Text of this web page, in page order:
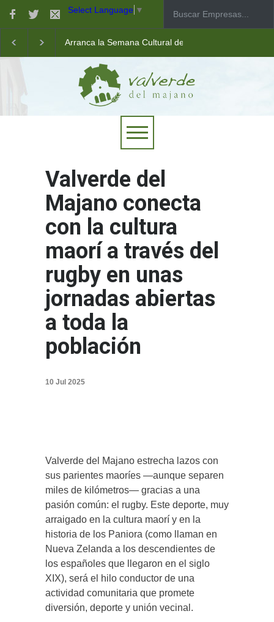
Select Language ▼
Arranca la Semana Cultural de Valverde
Taller de robótica para jóvenes
Las pistas municipales de pádel estrenan un nuevo
Valverde del
Majano conecta
con la cultura
maorí a través del
rugby en unas
jornadas abiertas
a toda la
población
10 Jul 2025
Valverde del Majano estrecha lazos con
sus parientes maoríes —aunque separen
miles de kilómetros— gracias a una
pasión común: el rugby. Este deporte, muy
arraigado en la cultura maorí y en la
historia de los Paniora (como llaman en
Nueva Zelanda a los descendientes de
los españoles que llegaron en el siglo
XIX), será el hilo conductor de una
actividad comunitaria que promete
diversión, deporte y unión vecinal.